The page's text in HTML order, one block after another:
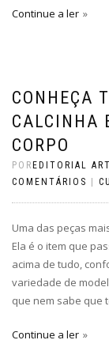
Continue a ler
CONHEÇA
CALCINHA
CORPO
POREDITORIAL
COMENTÁRIOS |
Uma das peças
Ela é o item que
acima de tudo,
variedade de
que nem sabe que
Continue a ler